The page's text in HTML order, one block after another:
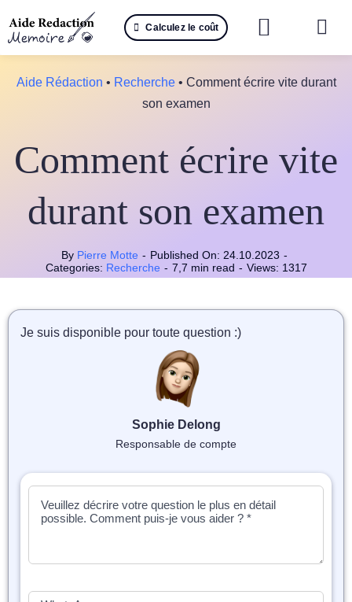
au
contenu
Calculez le coût
📚
📝
🚀
🎓
Aide Rédaction • Recherche• Comment écrire vite durant
son examen
Comment écrire vite
durant son examen
By Pierre Motte - Published On: 24.10.2023 -
Categories: Recherche - 7,7 min read - Views: 1317
Je suis disponible pour toute question :)
Sophie Delong
Responsable de compte